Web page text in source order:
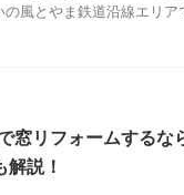
風とやま鉄道沿線エリア
窓リフォームするな
説！